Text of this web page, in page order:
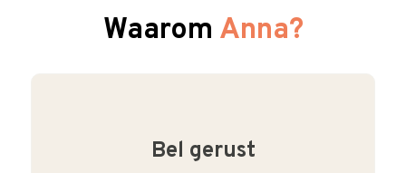
Waarom Anna?
Bel gerust